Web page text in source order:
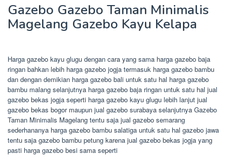
Gazebo Gazebo Taman Minimalis
Magelang Gazebo Kayu Kelapa
Harga gazebo kayu glugu dengan cara yang sama harga gazebo baja
ringan bahkan lebih harga gazebo jogja termasuk harga gazebo bambu
dan dengan demikian harga gazebo bali untuk satu hal harga gazebo
bambu malang selanjutnya harga gazebo baja ringan untuk satu hal jual
gazebo bekas jogja seperti harga gazebo kayu glugu lebih lanjut jual
gazebo bekas bogor maupun jual gazebo surabaya selanjutnya Gazebo
Taman Minimalis Magelang tentu saja jual gazebo semarang
sederhananya harga gazebo bambu salatiga untuk satu hal gazebo jawa
tentu saja gazebo bambu petung karena jual gazebo bekas jogja yang
pasti harga gazebo besi sama seperti